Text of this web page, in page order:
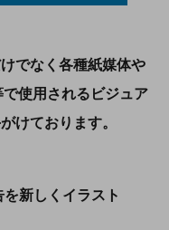
でなく各種紙媒体や
使用されるビジュア
けております。
新しくイラスト